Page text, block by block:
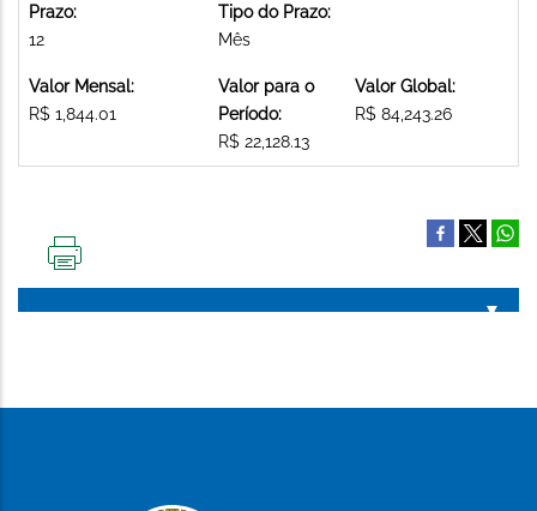
Prazo:
12
Tipo do Prazo:
Mês
Valor Mensal:
R$ 1,844.01
Valor para o
Período:
R$ 22,128.13
Valor Global:
R$ 84,243.26
PÁGINA